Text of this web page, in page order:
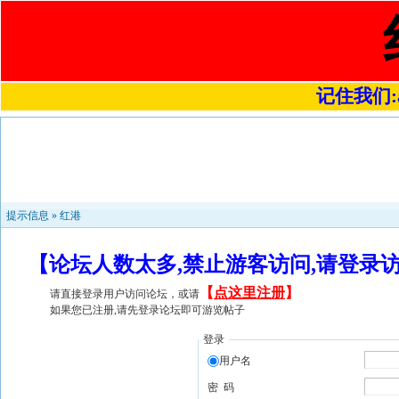
记住我们
提示信息 » 红港
【论坛人数太多,禁止游客访问,请登
请直接登录用户访问论坛，或请 【 点这里注册】
如果您已注册,请先登录论坛即可游览帖子
登录
用户名
密 码